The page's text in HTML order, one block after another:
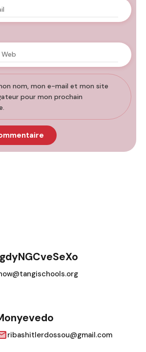
nom, mon e-mail et mon site
pour mon prochain
ribashitlerdossou@gmail.com